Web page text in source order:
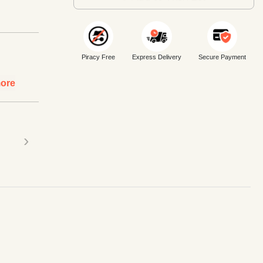
›
Piracy Free Express Delivery Secure Payment